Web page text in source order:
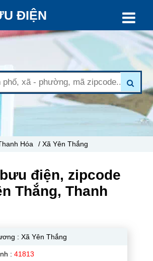
ĐIỆN
Hóa / Xã Yên Thắng
điện, zipcode
Thắng, Thanh
: Xã Yên Thắng
: 41813